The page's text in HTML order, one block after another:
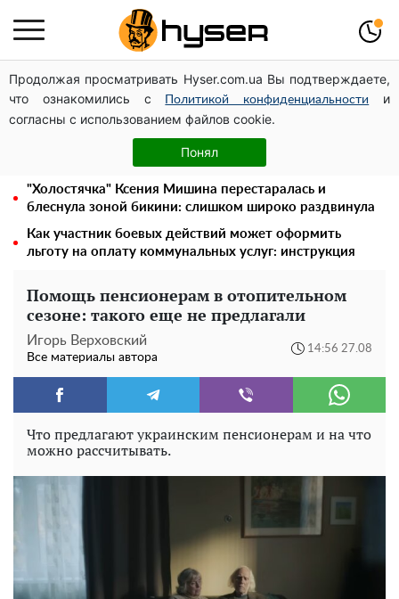
Продолжая просматривать Hyser.com.ua Вы подтверждаете,
что ознакомились с
Политикой конфиденциальности
и
согласны с использованием файлов cookie.
Понял
Месяц без света, лютый холод и коммунальные
платежи на тысячи гривен: народ "ломают" в
отключения
Полностью голая Анна Тринчер блеснула
"прелестями": таких размеров вы еще не видели
"Холостячка" Ксения Мишина перестаралась и
блеснула зоной бикини: слишком широко раздвинула
Как участник боевых действий может оформить
льготу на оплату коммунальных услуг: инструкция
Помощь пенсионерам в отопительном
сезоне: такого еще не предлагали
Игорь Верховский
Все материалы автора
14:56 27.08
Что предлагают украинским пенсионерам и на что
можно рассчитывать.